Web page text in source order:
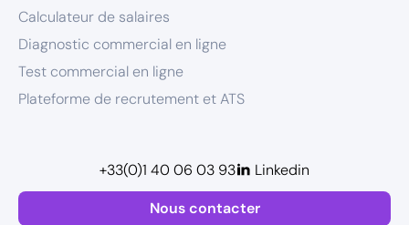
Calculateur de salaires
Diagnostic commercial en ligne
Test commercial en ligne
Plateforme de recrutement et ATS
Nous contacter
+33(0)1 40 06 03 93 Linkedin